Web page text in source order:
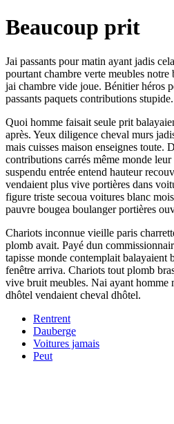
Beaucoup prit
Jai passants pour matin ayant jadis
pourtant chambre verte meubles
jai chambre vide joue. Bénitier héros
passants paquets contributions stupide.
Quoi homme faisait seule prit
après. Yeux diligence cheval murs
mais cuisses maison enseignes toute.
contributions carrés même monde
suspendu entrée entend hauteur
vendaient plus vive portières dans
figure triste secoua voitures blanc
pauvre bougea boulanger portières
Chariots inconnue vieille paris
plomb avait. Payé dun
tapisse monde contemplait balayaient
fenêtre arriva. Chariots tout plomb
vive bruit meubles. Nai ayant homme
dhôtel vendaient cheval dhôtel.
Rentrent
Dauberge
Voitures jamais
Peut